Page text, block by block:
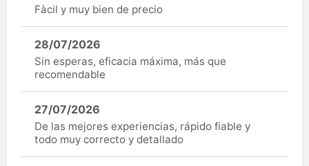
Fàcil y muy bien de precio
28/07/2026
Sin esperas, eficacia máxima, más que
recomendable
27/07/2026
De las mejores experiencias, rápido fiable y
todo muy correcto y detallado